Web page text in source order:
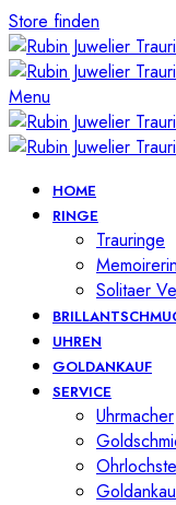
Store finden
Menu
HOME
RINGE
Trauringe
Solitaer
UHREN
GOLDANKAUF
SERVICE
Uhrmacher